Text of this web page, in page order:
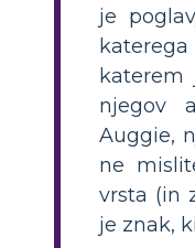
je
katerem
njegov
Auggie,
ne
vrsta (in
je znak,